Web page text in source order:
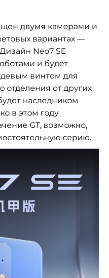
двумя камерами и
вариантах —
Neo7 SE
и будет
винтом для
отделения от других
наследником
в этом году
GT, возможно,
серию.